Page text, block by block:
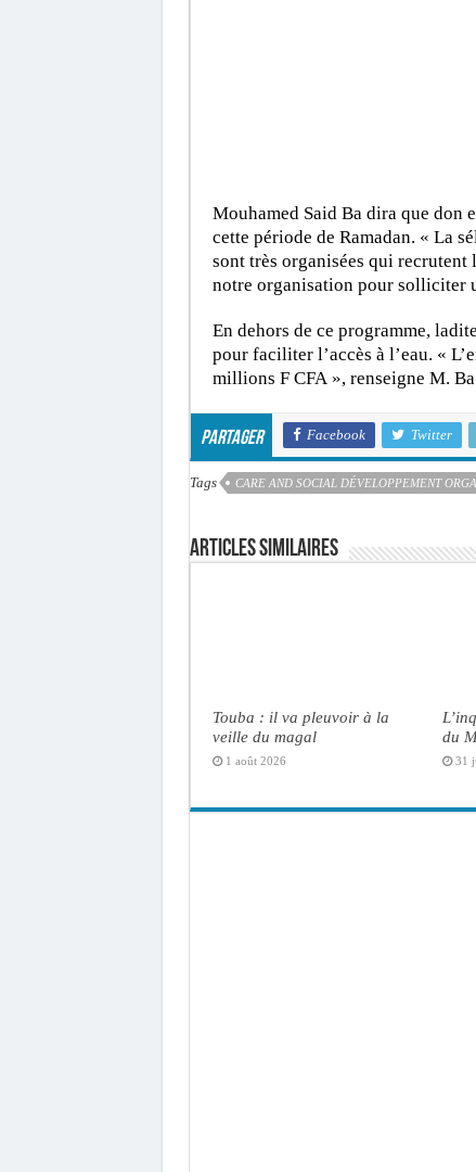
Mouhamed Said Ba dira que don
cette période de Ramadan. « La
sont très organisées qui recrutent
notre organisation pour solliciter
En dehors de ce programme,
pour faciliter l’accès à l’eau. «
millions F CFA », renseigne M.
Partager Facebook Twitter
Tags CARE AND SOCIAL DÉVELOPPEMENT
Articles similaires
Touba : il va pleuvoir à la
veille du magal
1 août 2026
du
31